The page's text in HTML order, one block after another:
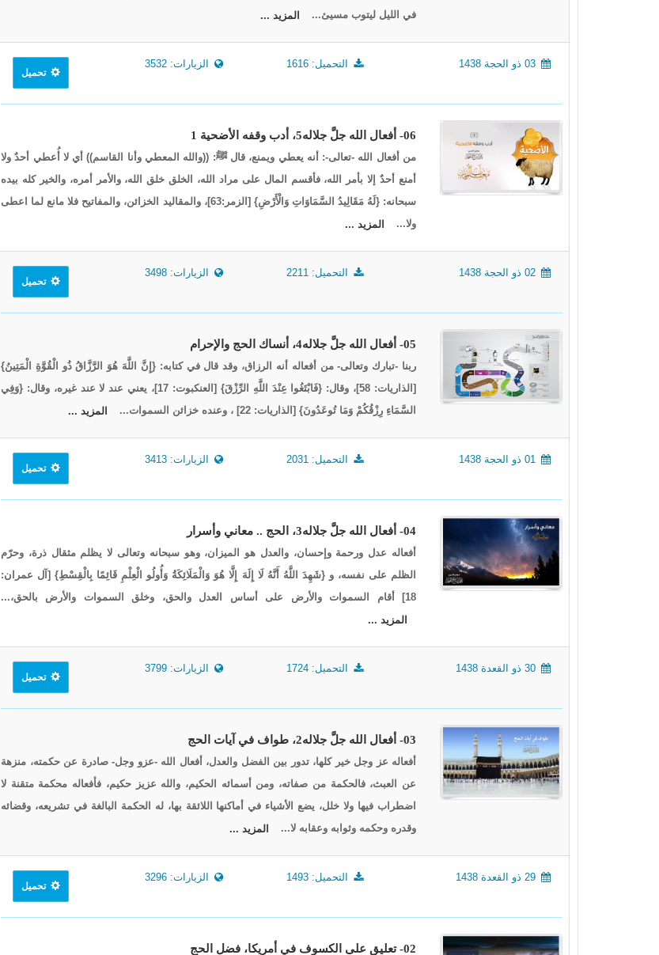
في الليل ليتوب مسيئ...
المزيد ...
التحميل: 1616 الزيارات: 3532
تحميل
06- أفعال الله جلَّ جلاله5، أدب وقفه الأضحية 1
من أفعال الله -تعالى-: أنه يعطي ويمنع، قال ﷺ: ((والله المعطي وأنا القاسم)) أي لا أُعطي أحدٌ ولا
أمنع أحدٌ إلا بأمر الله، فأقسم المال على مراد الله، الخلق خلق الله، والأمر أمره، والخير كله بيده
سبحانه: {لَهُ مَقَالِيدُ السَّمَاوَاتِ وَالْأَرْضِ} [الزمر:63]، والمقاليد الخزائن، والمفاتيح فلا مانع لما اعطى
ولا...
المزيد ...
التحميل: 2211 الزيارات: 3498
تحميل
05- أفعال الله جلَّ جلاله4، أنساك الحج والإحرام
ربنا -تبارك وتعالى- من أفعاله أنه الرزاق، وقد قال في كتابه: {إِنَّ اللَّهَ هُوَ الرَّزَّاقُ ذُو الْقُوَّةِ الْمَتِينُ}
[الذاريات: 58]، وقال: {فَابْتَغُوا عِنْدَ اللَّهِ الرِّزْقَ} [العنكبوت: 17]، يعني عند لا عند غيره، وقال: {وَفِي
السَّمَاءِ رِزْقُكُمْ وَمَا تُوعَدُونَ} [الذاريات: 22] ، وعنده خزائن السموات...
المزيد ...
التحميل: 2031 الزيارات: 3413
تحميل
04- أفعال الله جلَّ جلاله3، الحج .. معاني وأسرار
أفعاله عدل ورحمة وإحسان، والعدل هو الميزان، وهو سبحانه وتعالى لا يظلم مثقال ذرة، وحرّم
الظلم على نفسه، و {شَهِدَ اللَّهُ أَنَّهُ لَا إِلَهَ إِلَّا هُوَ وَالْمَلَائِكَةُ وَأُولُو الْعِلْمِ قَائِمًا بِالْقِسْطِ} [آل عمران:
18] أقام السموات والأرض على أساس العدل والحق، وخلق السموات والأرض بالحق،...
المزيد ...
التحميل: 1724 الزيارات: 3799
تحميل
03- أفعال الله جلَّ جلاله2، طواف في آيات الحج
أفعاله عز وجل خير كلها، تدور بين الفضل والعدل، أفعال الله -عزو وجل- صادرة عن حكمته، منزهة
عن العبث، فالحكمة من صفاته، ومن أسمائه الحكيم، والله عزيز حكيم، فأفعاله محكمة متقنة لا
اضطراب فيها ولا خلل، يضع الأشياء في أماكنها اللائقة بها، له الحكمة البالغة في تشريعه، وقضائه
وقدره وحكمه وثوابه وعقابه لا...
المزيد ...
التحميل: 1493 الزيارات: 3296
تحميل
02- تعليق على الكسوف في أمريكا، فضل الحج